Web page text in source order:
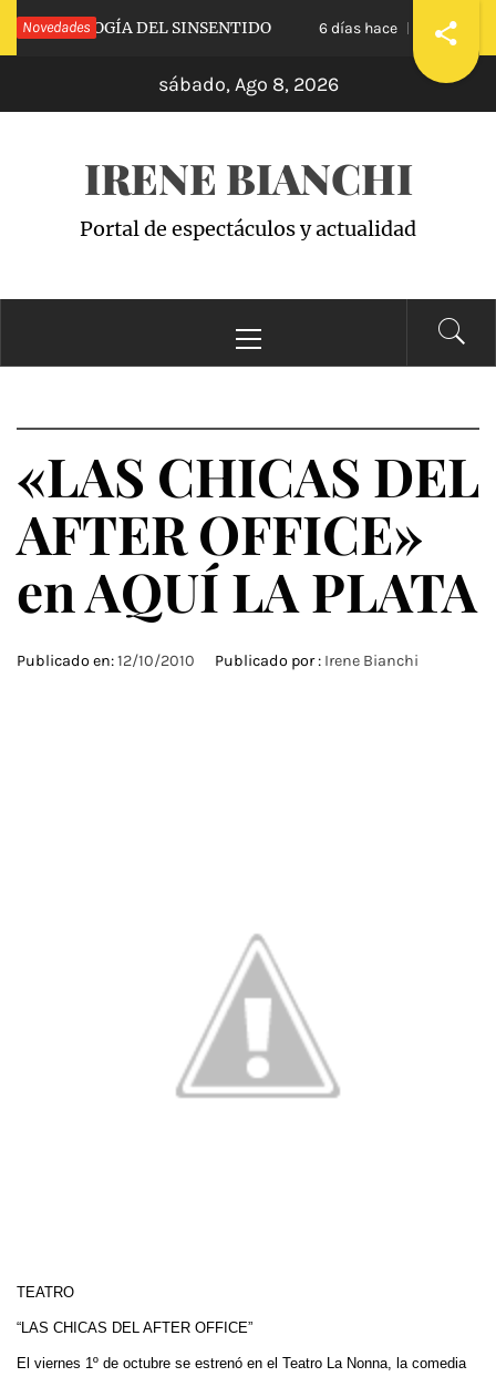
Saltar
al
Novedades
APOLOGÍA DEL SINSENTIDO 6 días hace «WANDA
sábado, Ago 8, 2026
IRENE BIANCHI
Portal de espectáculos y actualidad
principal
«LAS CHICAS DEL
AFTER OFFICE»
en AQUÍ LA PLATA
Publicado en:12/10/2010 Publicado por : Irene Bianchi
TEATRO
“LAS CHICAS DEL AFTER OFFICE”
El viernes 1º de octubre se estrenó en el Teatro La Nonna, la comedia